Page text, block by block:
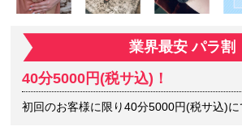
業界最安 パラ割
40分5000円(税サ込)！
初回のお客様に限り40分5000円(税サ込)に